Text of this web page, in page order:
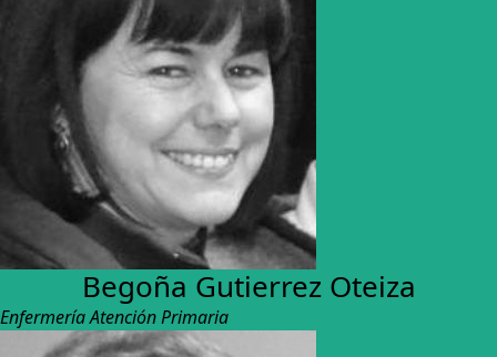
Begoña Gutierrez Oteiza
Enfermería Atención Primaria